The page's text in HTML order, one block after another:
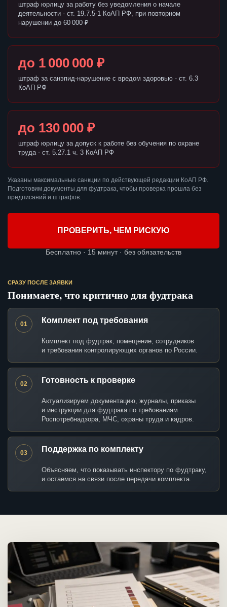
штраф юрлицу за работу без уведомления о начале
деятельности - ст. 19.7.5-1 КоАП РФ, при повторном
нарушении до 60 000 ₽
до 1 000 000 ₽
штраф за санэпид-нарушение с вредом здоровью - ст. 6.3
КоАП РФ
до 130 000 ₽
штраф юрлицу за допуск к работе без обучения по охране
труда - ст. 5.27.1 ч. 3 КоАП РФ
Указаны максимальные санкции по действующей редакции КоАП РФ.
Подготовим документы для фудтрака, чтобы проверка прошла без
предписаний и штрафов.
ПРОВЕРИТЬ, ЧЕМ РИСКУЮ
Бесплатно · 15 минут · без обязательств
СРАЗУ ПОСЛЕ ЗАЯВКИ
Понимаете, что критично для фудтрака
01 Комплект под требования
Комплект под фудтрак, помещение, сотрудников
и требования контролирующих органов по России.
02 Готовность к проверке
Актуализируем документацию, журналы, приказы
и инструкции для фудтрака по требованиям
Роспотребнадзора, МЧС, охраны труда и кадров.
03 Поддержка по комплекту
Объясняем, что показывать инспектору по фудтраку,
и остаемся на связи после передачи комплекта.